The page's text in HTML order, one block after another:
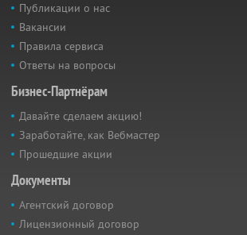
Публикации о нас
Вакансии
Правила сервиса
Ответы на вопросы
Бизнес-Партнёрам
Давайте сделаем акцию!
Заработайте, как Вебмастер
Прошедшие акции
Документы
Агентский договор
Лицензионный договор